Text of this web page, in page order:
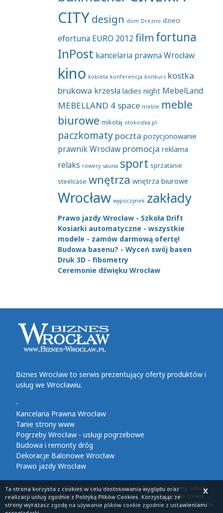
CITYdesign dom Drezno dzieci
efortuna EURO 2012film fortuna
InPost kancelaria prawna Wrocław
kino kobieta konferencja konkurs kostka
brukowa krzesła ladies night MebelLand
MEBELLAND 4 space meble meble
biurowe mikołaj otokostka.pl
paczkomaty poczta pozycjonowanie
prawnik Wrocław promocja reklama
relaks rowery sauna sport sprzatanie
steelcase wnętrza wnętrza biurowe
Wrocław wypoczynek zakłady
Prawo jazdy Wrocław - Szkoła Drift
Kosiarki automatyczne - wszystkie
modele - zamów darmową ofertę!
Budowa basenu? - Wyceń swój basen
Druk 3D - fibometry
Ceremonie dźwięku Wrocław
Biznes Wrocław to serwis prezentujący oferty produktów i
usług we Wrocławiu.
-
Kancelaria Prawna Wrocław
Tanie strony www
Pogrzeby Wrocław - usługi pogrzebowe
Budowa i remonty dróg
Dekoracje Balonowe Wrocław
Prawo jazdy Wrocław
Copyright © 2014 - 2026 Informacje biznesowe z Wrocławia, firmy, usługi,
biznes informacje Wrocław. All rights reservedPolityka plików cookie
Regulamin
INFORD.eu
X
Ta strona korzysta z cookiesw celu dostosowania wyglądu oraz
realizacji usług zgodnie zPolityką Plików Cookies. Korzystając ze
strony wyrażasz zgodę na używanie plików cookie zgodnie z ustawieniami